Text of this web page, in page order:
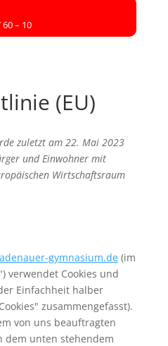
60 – 10
(EU)
zuletzt am 22. Mai 2023
und Einwohner mit
Wirtschaftsraum
gymnasium.de(im
verwendet Cookies und
Einfachheit halber
zusammengefasst).
von uns beauftragten
unten stehendem